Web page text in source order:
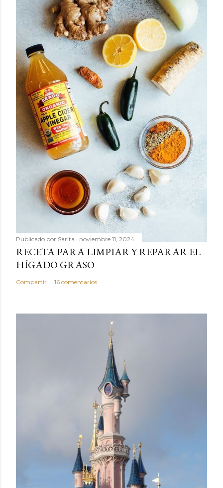
Publicado por Sarita noviembre 11, 2024
RECETA PARA LIMPIAR Y REPARAR EL
HÍGADO GRASO
Compartir 16 comentarios